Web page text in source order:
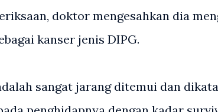
doktor mengesahkan dia
kanser jenis DIPG.
sangat jarang ditemui dan